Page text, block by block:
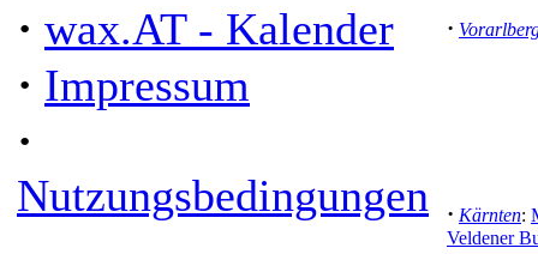
· wax.AT - Kalender
· Impressum
·
Nutzungsbedingungen
·
· Kärnten:
Veldener